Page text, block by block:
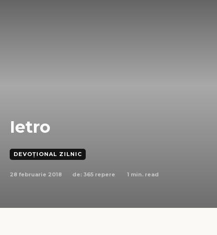
Ietro
DEVOȚIONAL ZILNIC
28 februarie 2018 de: 365 repere 1 min. read